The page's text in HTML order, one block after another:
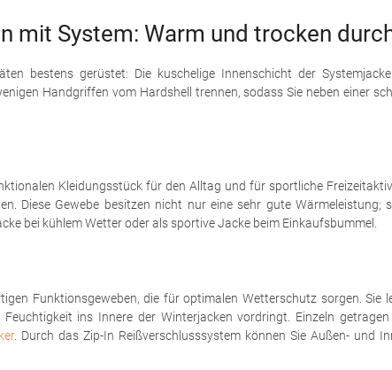
mit System: Warm und trocken
bestens gerüstet: Die kuschelige Innenschicht der
Handgriffen vom Hardshell trennen, sodass Sie neben einer
Kleidungsstück für den Alltag und für sportliche
Diese Gewebe besitzen nicht nur eine sehr gute
bei kühlem Wetter oder als sportive Jacke beim Einkaufsbummel.
Funktionsgeweben, die für optimalen Wetterschutz sorgen.
ins Innere der Winterjacken vordringt. Einzeln
. Durch das Zip-In Reißverschlusssystem können Sie Außen- und